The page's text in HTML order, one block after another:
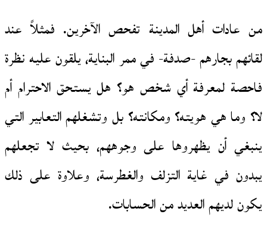
من عادات أهل المدينة تفحص الآخرين. فمثلاً عند
لقائهم بجارهم -صدفة- في ممر البناية، يلقون عليه نظرة
فاحصة لمعرفة أي شخص هو؟ هل يستحق الاحترام أم
لا؟ وما هي هويته؟ ومكانته؟ بل وتشغلهم التعابير التي
ينبغي أن يظهروها على وجوههم، بحيث لا تجعلهم
يبدون في غاية التزلف والغطرسة، وعلاوة على ذلك
يكون لديهم العديد من الحسابات.